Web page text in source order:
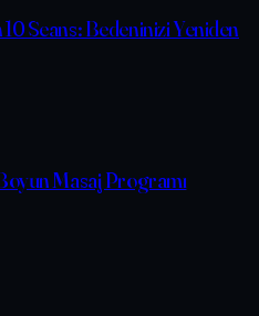
Seans: Bedeninizi Yeniden
Masaj Programı